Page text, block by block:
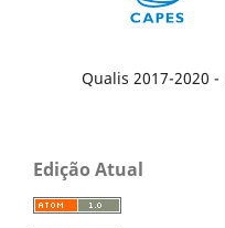
Qualis 2017-2020 -
Edição Atual